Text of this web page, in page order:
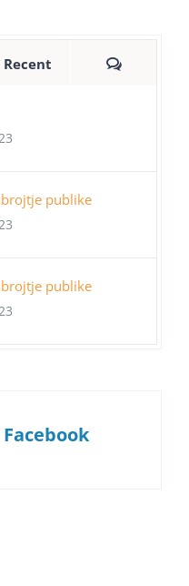
Recent
publike
publike